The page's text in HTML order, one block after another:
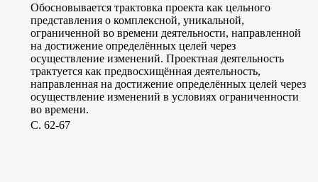
Обосновывается трактовка проекта как цельного
представления о комплексной, уникальной,
ограниченной во времени деятельности, направленной
на достижение определённых целей через
осуществление изменений. Проектная деятельность
трактуется как предвосхищённая деятельность,
направленная на достижение определённых целей через
осуществление изменений в условиях ограниченности
во времени.
C. 62-67